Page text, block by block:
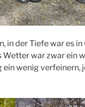
in der Tiefe war es in
war zwar ein
ein wenig verfeinern,